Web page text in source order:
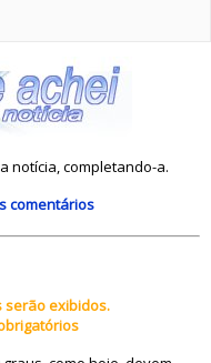
notícia, completando-a.
comentários
serão exibidos.